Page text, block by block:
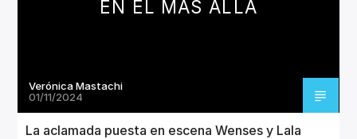
EN EL MÁS ALLÁ
Verónica Mastachi
01/11/2024
La aclamada puesta en escena Wenses y Lala